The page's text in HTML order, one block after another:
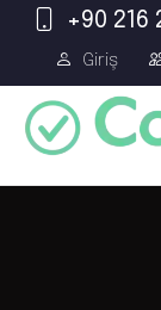
+90 216
Giriş